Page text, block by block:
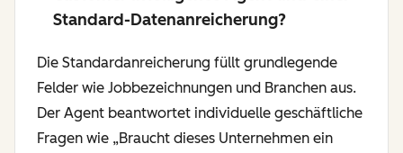
Standard-Datenanreicherung?
Die Standardanreicherung füllt grundlegende
Felder wie Jobbezeichnungen und Branchen aus.
Der Agent beantwortet individuelle geschäftliche
Fragen wie „Braucht dieses Unternehmen ein